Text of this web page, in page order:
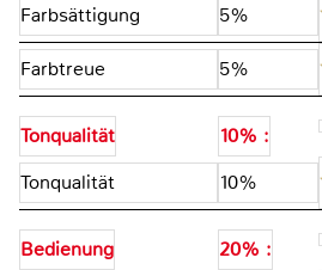
Farbsättigung 5%
Farbtreue 5%
Tonqualität
10% :
Tonqualität
10%
Bedienung
20% :